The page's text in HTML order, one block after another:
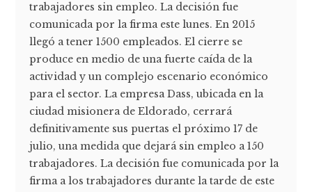
trabajadores sin empleo. La decisión fue
comunicada por la firma este lunes. En 2015
llegó a tener 1500 empleados. El cierre se
produce en medio de una fuerte caída de la
actividad y un complejo escenario económico
para el sector. La empresa Dass, ubicada en la
ciudad misionera de Eldorado, cerrará
definitivamente sus puertas el próximo 17 de
julio, una medida que dejará sin empleo a 150
trabajadores. La decisión fue comunicada por la
firma a los trabajadores durante la tarde de este